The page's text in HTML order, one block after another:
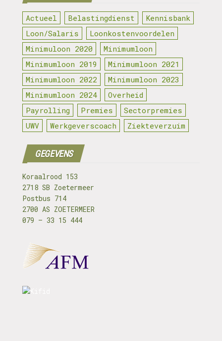
Actueel Belastingdienst
Kennisbank
Loon/Salaris
Loonkostenvoordelen
Minimuloon 2020
Minimumloon
Minimumloon 2019
Minimumloon 2021
Minimumloon 2022
Minimumloon 2023
Minimumloon 2024
Overheid
Payrolling
Premies
Sectorpremies
UWV
Werkgeverscoach Ziekteverzuim
GEGEVENS
Koraalrood 153
2718 SB Zoetermeer
Postbus 714
2700 AS ZOETERMEER
079 – 33 15 444